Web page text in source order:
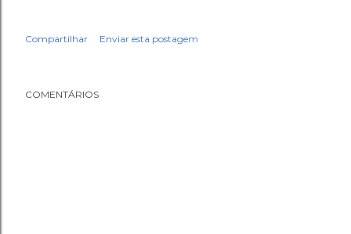
Compartilhar Enviar esta postagem
COMENTÁRIOS